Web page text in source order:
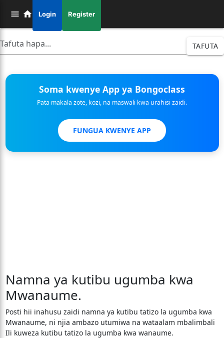
Login Register
TAFUTA
Soma kwenye App ya Bongoclass
Pata makala zote, kozi, na maswali kwa urahisi zaidi.
FUNGUA KWENYE APP
Namna ya kutibu ugumba kwa
Mwanaume.
Posti hii inahusu zaidi namna ya kutibu tatizo la ugumba kwa
Mwanaume, ni njia ambazo utumiwa na wataalam mbalimbali
Ili kuweza kutibu tatizo la ugumba kwa wanaume.